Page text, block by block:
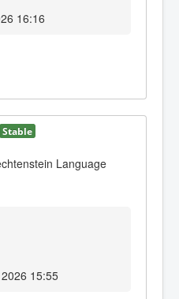
16:16
Stable
Language
15:55